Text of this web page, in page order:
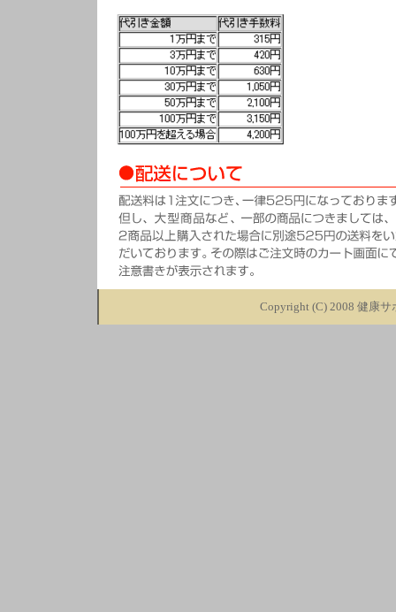
Copyright (C) 2008 健康サ